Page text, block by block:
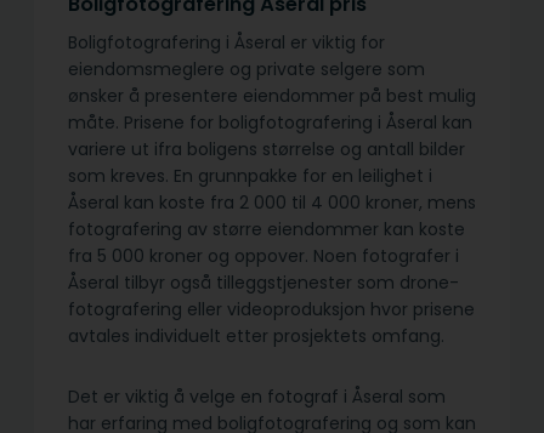
Boligfotografering i Åseral er viktig for
eiendomsmeglere og private selgere som
ønsker å presentere eiendommer på best mulig
måte. Prisene for boligfotografering i Åseral kan
variere ut ifra boligens størrelse og antall bilder
som kreves. En grunnpakke for en leilighet i
Åseral kan koste fra 2 000 til 4 000 kroner, mens
fotografering av større eiendommer kan koste
fra 5 000 kroner og oppover. Noen fotografer i
Åseral tilbyr også tilleggstjenester som drone-
fotografering eller videoproduksjon hvor prisene
avtales individuelt etter prosjektets omfang.
Det er viktig å velge en fotograf i Åseral som
har erfaring med boligfotografering og som kan